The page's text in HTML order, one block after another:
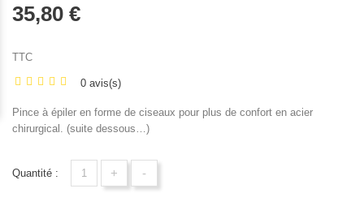
35,80 €
TTC
0 avis(s)
Pince à épiler en forme de ciseaux pour plus de confort en acier
chirurgical. (suite dessous…)
Quantité : + -